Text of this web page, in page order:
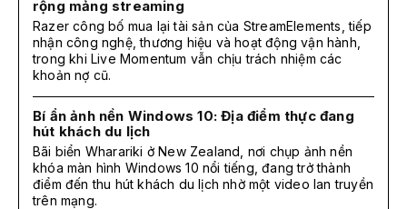
rộng mảng streaming
Razer công bố mua lại tài sản của StreamElements, tiếp
nhận công nghệ, thương hiệu và hoạt động vận hành,
trong khi Live Momentum vẫn chịu trách nhiệm các
khoản nợ cũ.
Bí ẩn ảnh nền Windows 10: Địa điểm thực đang
hút khách du lịch
Bãi biển Wharariki ở New Zealand, nơi chụp ảnh nền
khóa màn hình Windows 10 nổi tiếng, đang trở thành
điểm đến thu hút khách du lịch nhờ một video lan truyền
trên mạng.